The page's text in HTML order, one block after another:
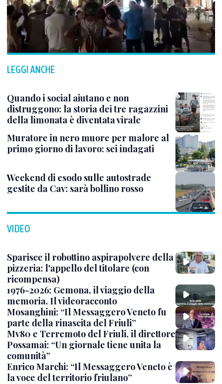
LEGGI ANCHE
Quando i social aiutano e non
distruggono: la storia dei tre ragazzini
della limonata è diventata virale
Muratore in nero muore per malore al
primo giorno di lavoro: sei indagati
Weekend di esodo sulle autostrade
gestite da Cav: sarà bollino rosso
VIDEO
Sparisce il robottino aspirapolvere della
pizzeria: l'appello del titolare (con
ricompensa)
1976-2026: Gemona, il viaggio della
memoria. Il videoracconto
Mosanghini: “Il Messaggero Veneto fu
parte della rinascita del Friuli”
Mv80 e Terremoto del Friuli, il direttore
Possamai: “Un giornale tiene unita la
comunità”
Enrico Marchi: “Il Messaggero Veneto è
la voce del territorio friulano”